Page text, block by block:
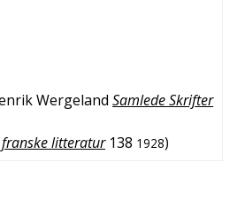
Wergeland Samlede Skrifter
litteratur 138 1928)